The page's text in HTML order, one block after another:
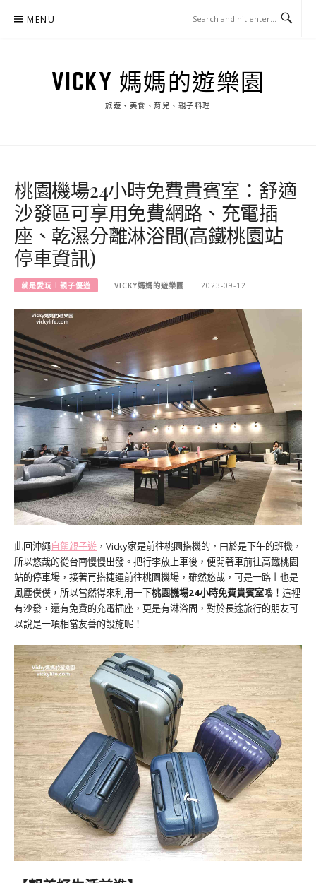
MENU
VICKY 媽媽的遊樂園
旅遊、美食、育兒、親子料理
桃園機場24小時免費貴賓室：舒適
沙發區可享用免費網路、充電插
座、乾濕分離淋浴間(高鐵桃園站
停車資訊)
就是愛玩︱親子優遊 VICKY媽媽的遊樂園 2023-09-12
此回沖繩自駕親子遊 ，Vicky家是前往桃園搭機的，由於是下午的班機，
所以悠哉的從台南慢慢出發。把行李放上車後，便開著車前往高鐵桃園
站的停車場，接著再搭捷運前往桃園機場，雖然悠哉，可是一路上也是
風塵僕僕，所以當然得來利用一下桃園機場24小時免費貴賓室嚕！這裡
有沙發，還有免費的充電插座，更是有淋浴間，對於長途旅行的朋友可
以說是一項相當友善的設施呢！